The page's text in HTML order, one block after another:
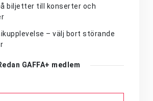
biljetter till konserter och
– välj bort störande
GAFFA+ medlem